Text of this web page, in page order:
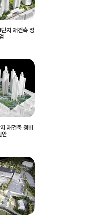
지 재건축 정
재건축 정비
안